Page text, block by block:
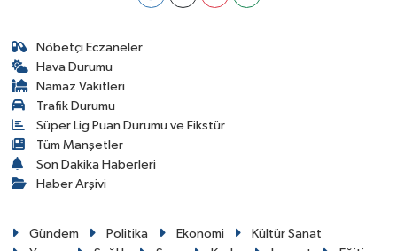
Nöbetçi Eczaneler
Hava Durumu
Namaz Vakitleri
Trafik Durumu
Süper Lig Puan Durumu ve Fikstür
Tüm Manşetler
Son Dakika Haberleri
Haber Arşivi
Gündem Politika Ekonomi
Kültür Sanat